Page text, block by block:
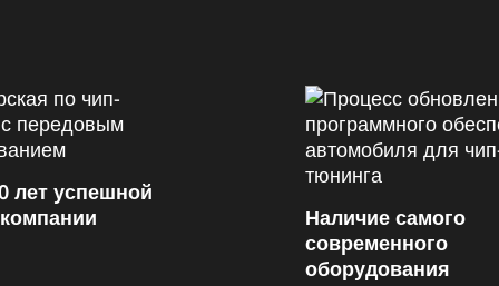
лет успешной
Наличие самого
современного
оборудования